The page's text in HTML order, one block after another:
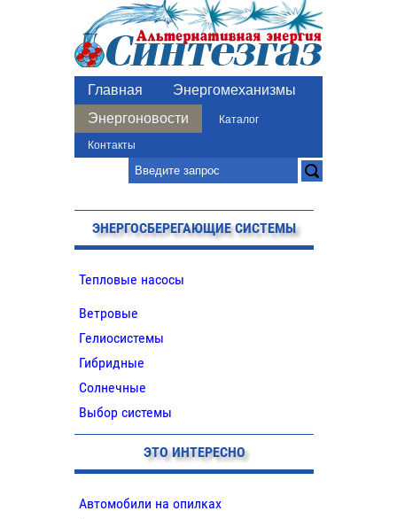
Главная
Энергомеханизмы
Энергоновости
Каталог
Контакты
ЭНЕРГОСБЕРЕГАЮЩИЕ СИСТЕМЫ
Тепловые насосы
Ветровые
Гелиосистемы
Гибридные
Солнечные
Выбор системы
ЭТО ИНТЕРЕСНО
Автомобили на опилках